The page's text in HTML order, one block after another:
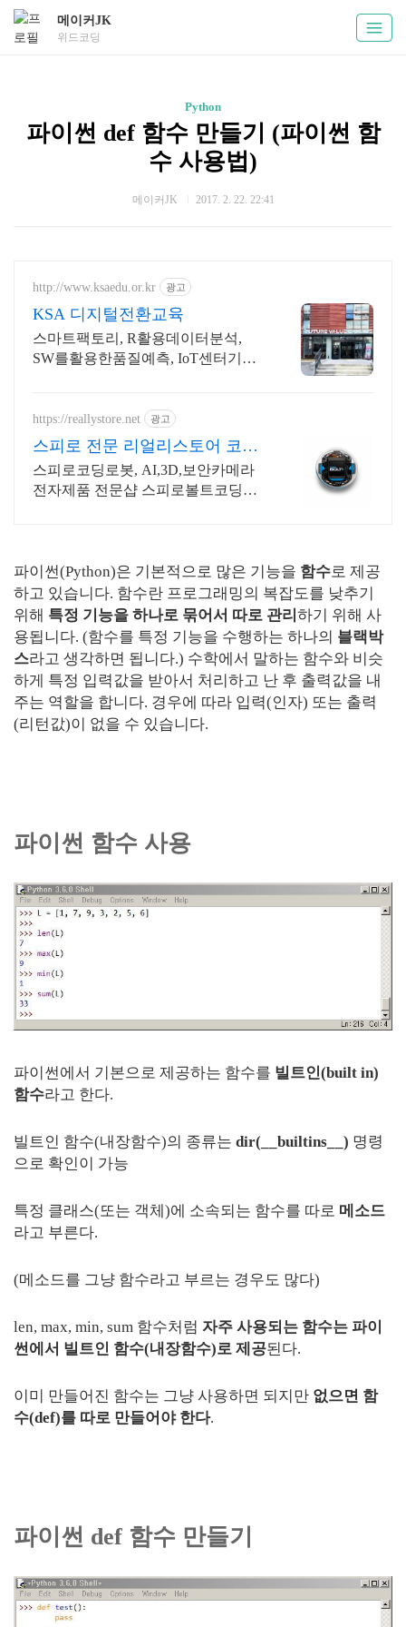
메이커JK
위드코딩
Python
파이썬 def 함수 만들기 (파이썬 함
수 사용법)
메이커JK 2017. 2. 22. 22:41
http://www.ksaedu.or.kr 광고
KSA 디지털전환교육
스마트팩토리, R활용데이터분석,
SW를활용한품질예측, IoT센터기술,
https://reallystore.net 광고
스피로 전문 리얼리스토어 코딩
교육을 쉽고 재밌게
스피로코딩로봇, AI,3D,보안카메라
전자제품 전문샵 스피로볼트코딩로
파이썬(Python)은 기본적으로 많은 기능을 함수로 제공
하고 있습니다. 함수란 프로그래밍의 복잡도를 낮추기
위해 특정 기능을 하나로 묶어서 따로 관리 하기 위해 사
용됩니다. (함수를 특정 기능을 수행하는 하나의 블랙박
스라고 생각하면 됩니다.) 수학에서 말하는 함수와 비슷
하게 특정 입력값을 받아서 처리하고 난 후 출력값을 내
주는 역할을 합니다. 경우에 따라 입력(인자) 또는 출력
(리턴값)이 없을 수 있습니다.
파이썬 함수 사용
파이썬에서 기본으로 제공하는 함수를 빌트인(built in)
함수라고 한다.
빌트인 함수(내장함수)의 종류는 dir(__builtins__) 명령
으로 확인이 가능
특정 클래스(또는 객체)에 소속되는 함수를 따로 메소드
라고 부른다.
(메소드를 그냥 함수라고 부르는 경우도 많다)
len, max, min, sum 함수처럼 자주 사용되는 함수는 파이
썬에서 빌트인 함수(내장함수)로 제공된다.
이미 만들어진 함수는 그냥 사용하면 되지만 없으면 함
수(def)를 따로 만들어야 한다.
파이썬 def 함수 만들기